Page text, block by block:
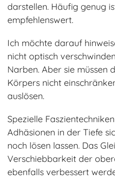
darstellen. Häufig genug
empfehlenswert.
Ich möchte darauf
nicht optisch
Narben. Aber sie müssen
Körpers nicht
auslösen.
Spezielle
Adhäsionen in der Tiefe
noch lösen lassen. Das
Verschiebbarkeit der
ebenfalls verbessert